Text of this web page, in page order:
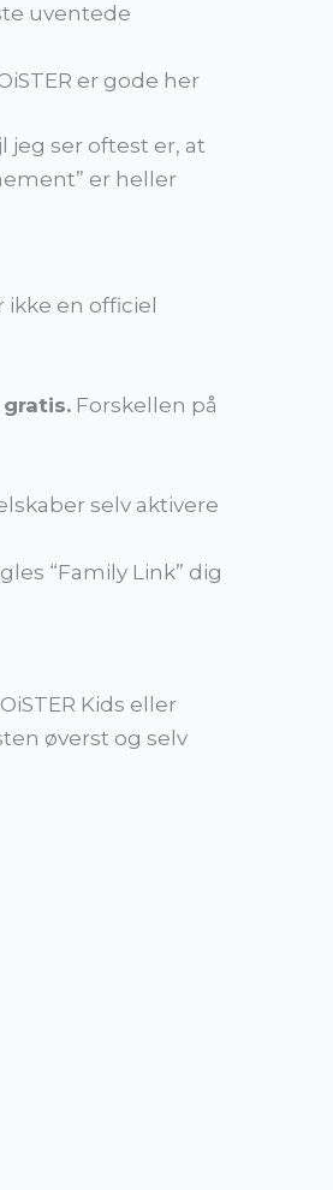
uventede
er gode her
jeg ser oftest er, at
er heller
en officiel
Forskellen på
selv aktivere
“Family Link” dig
Kids eller
øverst og selv